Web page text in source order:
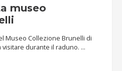
museo
Museo Collezione Brunelli di
durante il raduno. ...